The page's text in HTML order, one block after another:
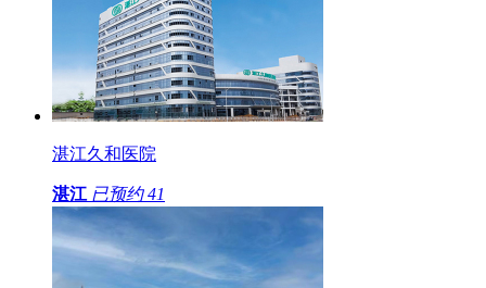
湛江久和医院
湛江 已预约 41